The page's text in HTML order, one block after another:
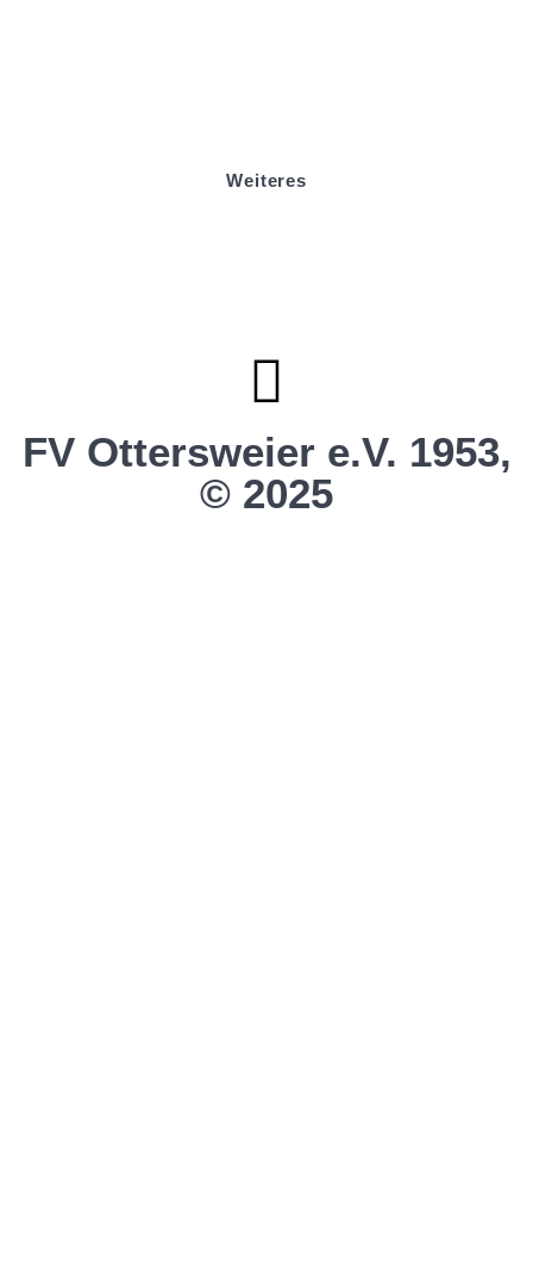
Weiteres
FV Ottersweier e.V. 1953,
© 2025